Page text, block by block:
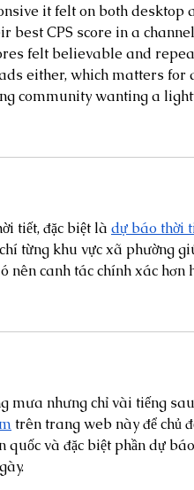
it felt on both desktop
best CPS score in a
felt believable and
either, which matters for
community wanting a
tiết, đặc biệt là dự báo thời
từng khu vực xã phường
nên canh tác chính xác hơn
mưa nhưng chỉ vài tiếng
trên trang web này để chủ
và đặc biệt phần dự